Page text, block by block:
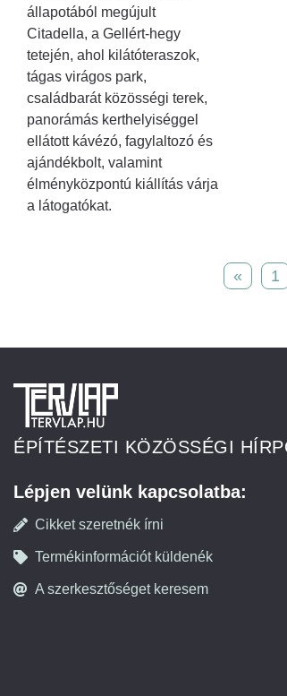
állapotából megújult
Citadella, a Gellért-hegy
tetején, ahol kilátóteraszok,
tágas virágos park,
családbarát közösségi terek,
panorámás kerthelyiséggel
ellátott kávézó, fagylaltozó és
ajándékbolt, valamint
élményközpontú kiállítás várja
a látogatókat.
« 1
ÉPÍTÉSZETI KÖZÖSSÉGI
Lépjen velünk kapcsolatba:
Cikket szeretnék írni
Termékinformációt küldenék
A szerkesztőséget keresem